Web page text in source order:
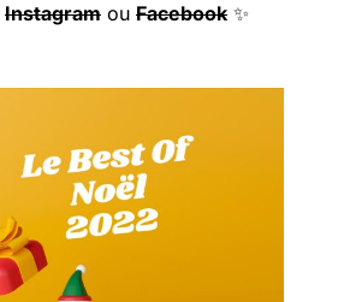
Instagram ou Facebook ✨